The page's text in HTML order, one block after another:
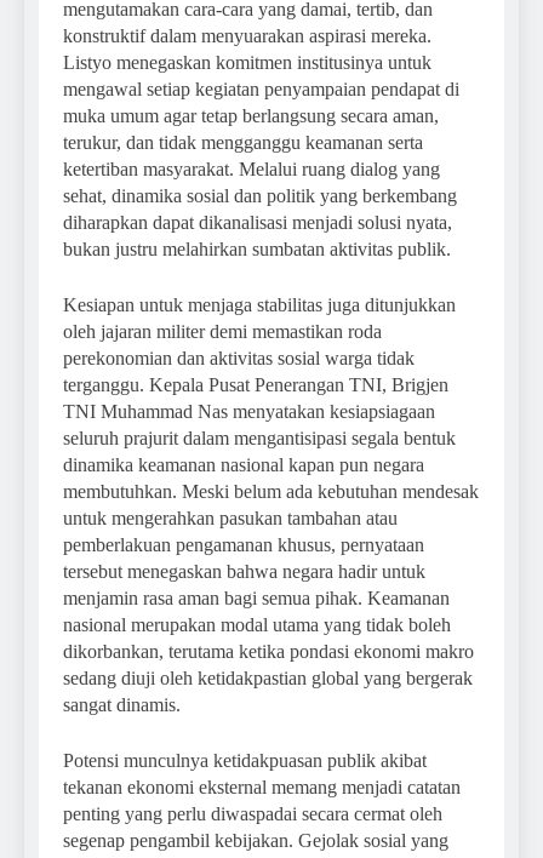
mengutamakan cara-cara yang damai, tertib, dan
konstruktif dalam menyuarakan aspirasi mereka.
Listyo menegaskan komitmen institusinya untuk
mengawal setiap kegiatan penyampaian pendapat di
muka umum agar tetap berlangsung secara aman,
terukur, dan tidak mengganggu keamanan serta
ketertiban masyarakat. Melalui ruang dialog yang
sehat, dinamika sosial dan politik yang berkembang
diharapkan dapat dikanalisasi menjadi solusi nyata,
bukan justru melahirkan sumbatan aktivitas publik.
Kesiapan untuk menjaga stabilitas juga ditunjukkan
oleh jajaran militer demi memastikan roda
perekonomian dan aktivitas sosial warga tidak
terganggu. Kepala Pusat Penerangan TNI, Brigjen
TNI Muhammad Nas menyatakan kesiapsiagaan
seluruh prajurit dalam mengantisipasi segala bentuk
dinamika keamanan nasional kapan pun negara
membutuhkan. Meski belum ada kebutuhan mendesak
untuk mengerahkan pasukan tambahan atau
pemberlakuan pengamanan khusus, pernyataan
tersebut menegaskan bahwa negara hadir untuk
menjamin rasa aman bagi semua pihak. Keamanan
nasional merupakan modal utama yang tidak boleh
dikorbankan, terutama ketika pondasi ekonomi makro
sedang diuji oleh ketidakpastian global yang bergerak
sangat dinamis.
Potensi munculnya ketidakpuasan publik akibat
tekanan ekonomi eksternal memang menjadi catatan
penting yang perlu diwaspadai secara cermat oleh
segenap pengambil kebijakan. Gejolak sosial yang